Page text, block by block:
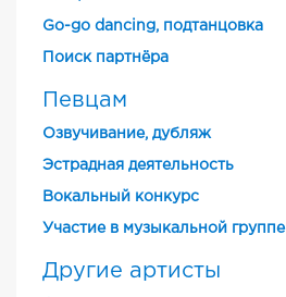
Go-go dancing, подтанцовка
Поиск партнёра
Певцам
Озвучивание, дубляж
Эстрадная деятельность
Вокальный конкурс
Участие в музыкальной группе
Другие артисты